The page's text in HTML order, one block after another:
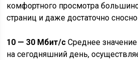
комфортного просмотра
страниц и даже достаточно
10 — 30 Мбит/с Среднее
на сегодняшний день,